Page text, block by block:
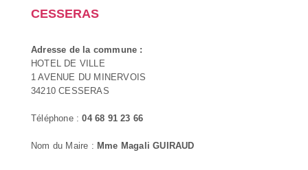
CESSERAS
Adresse de la commune :
HOTEL DE VILLE
1 AVENUE DU MINERVOIS
34210 CESSERAS
Téléphone :04 68 91 23 66
Nom du Maire : Mme Magali GUIRAUD